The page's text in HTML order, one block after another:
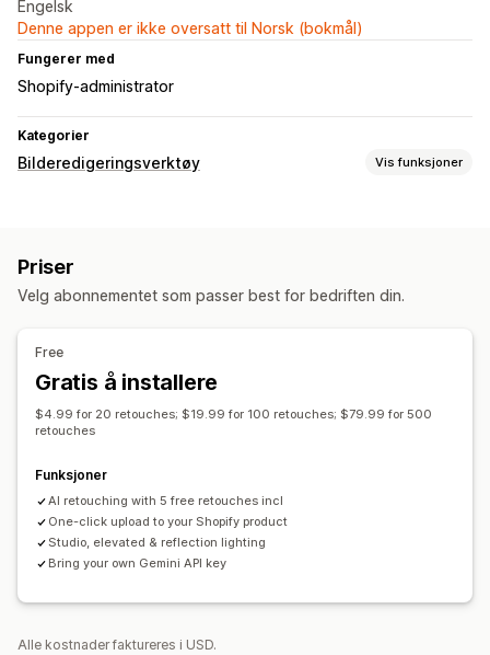
Engelsk
Denne appen er ikke oversatt til Norsk (bokmål)
Fungerer med
Shopify-administrator
Kategorier
Bilderedigeringsverktøy Vis funksjoner
KI-generering
Priser
Velg abonnementet som passer best for bedriften din.
Free
Gratis å installere
$4.99 for 20 retouches; $19.99 for 100 retouches; $79.99 for 500
retouches
Funksjoner
AI retouching with 5 free retouches incl
One-click upload to your Shopify product
Studio, elevated & reflection lighting
Bring your own Gemini API key
Alle kostnader faktureres i USD.